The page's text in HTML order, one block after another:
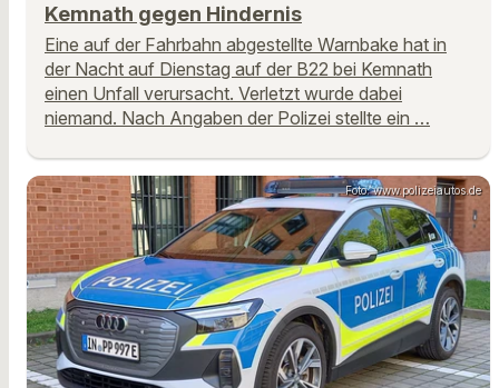
Kemnath gegen Hindernis
Eine auf der Fahrbahn abgestellte Warnbake hat in
der Nacht auf Dienstag auf der B22 bei Kemnath
einen Unfall verursacht. Verletzt wurde dabei
niemand. Nach Angaben der Polizei stellte ein …
Foto: www.polizeiautos.de